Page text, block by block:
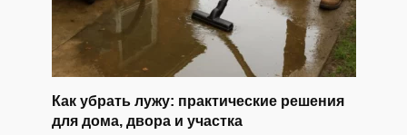
Как убрать лужу: практические решения
для дома, двора и участка